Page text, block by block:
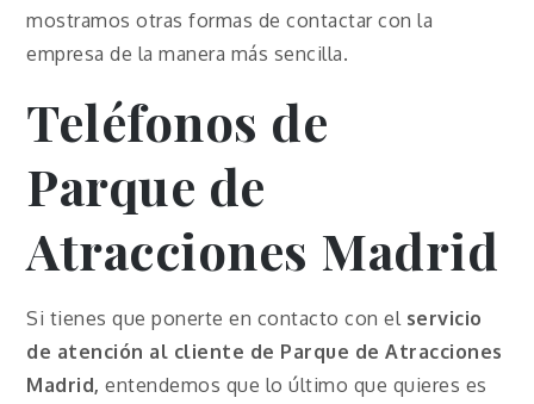
mostramos otras formas de contactar con la
empresa de la manera más sencilla.
Teléfonos de
Parque de
Atracciones Madrid
Si tienes que ponerte en contacto con el servicio
de atención al cliente de Parque de Atracciones
Madrid, entendemos que lo último que quieres es